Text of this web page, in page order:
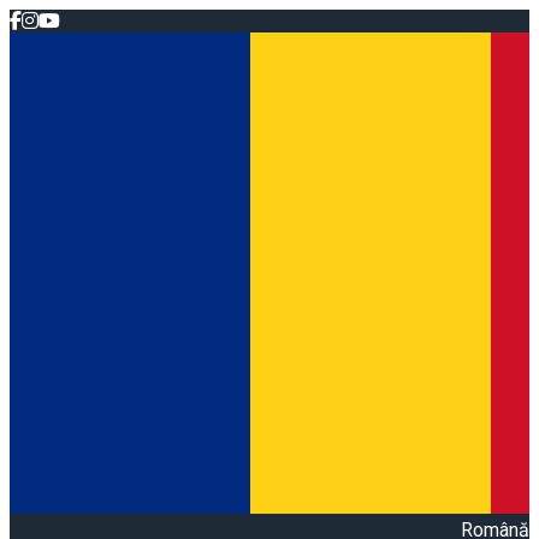
Română